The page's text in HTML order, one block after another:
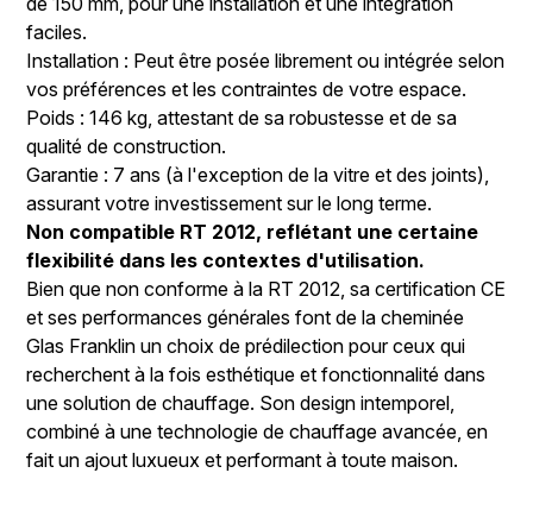
faciles.
Installation : Peut être posée librement ou intégrée selon
vos préférences et les contraintes de votre espace.
Poids : 146 kg, attestant de sa robustesse et de sa
qualité de construction.
Garantie : 7 ans (à l'exception de la vitre et des joints),
assurant votre investissement sur le long terme.
Non compatible RT 2012, reflétant une certaine
flexibilité dans les contextes d'utilisation.
Bien que non conforme à la RT 2012, sa certification CE
et ses performances générales font de la cheminée
Glas Franklin un choix de prédilection pour ceux qui
recherchent à la fois esthétique et fonctionnalité dans
une solution de chauffage. Son design intemporel,
combiné à une technologie de chauffage avancée, en
fait un ajout luxueux et performant à toute maison.